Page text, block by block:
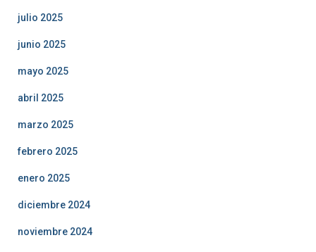
julio 2025
junio 2025
mayo 2025
abril 2025
marzo 2025
febrero 2025
enero 2025
diciembre 2024
noviembre 2024